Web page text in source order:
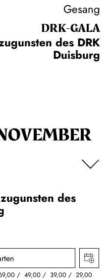
Gesang
DRK-GALA
des DRK
Duisburg
des
49,00 39,00 29,00